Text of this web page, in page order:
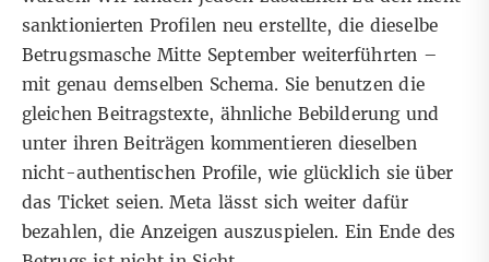
sanktionierten Profilen neu erstellte, die dieselbe
Betrugsmasche Mitte September weiterführten –
mit genau demselben Schema. Sie benutzen die
gleichen Beitragstexte, ähnliche Bebilderung und
unter ihren Beiträgen kommentieren dieselben
nicht-authentischen Profile, wie glücklich sie über
das Ticket seien. Meta lässt sich weiter dafür
bezahlen, die Anzeigen auszuspielen. Ein Ende des